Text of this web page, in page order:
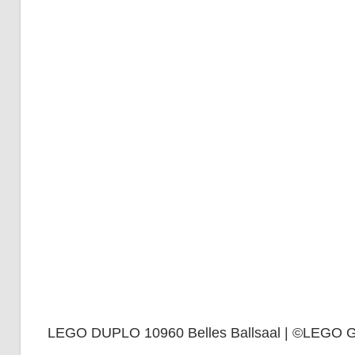
LEGO DUPLO 10960 Belles Ballsaal | ©LEGO